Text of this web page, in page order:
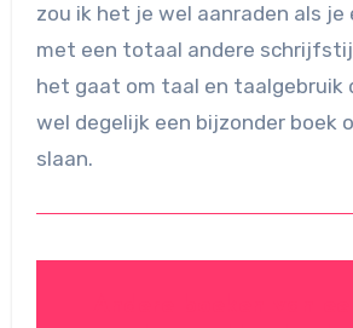
zou ik het je wel aanraden als je
met een totaal andere
het gaat om taal en taalgebruik
wel degelijk een bijzonder boek
slaan.